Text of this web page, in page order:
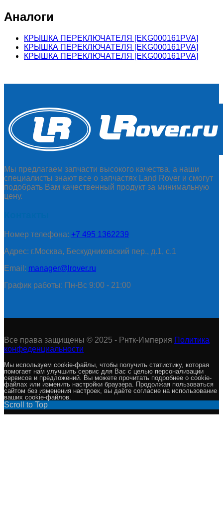
Аналоги
КРЫШКА ПЕРЕКЛЮЧАТЕЛЯ [EKG000161PVA]
КРЫШКА ПЕРЕКЛЮЧАТЕЛЯ [EKG000161PVA]
КРЫШКА ПЕРЕКЛЮЧАТЕЛЯ [EKG000161PVA]
Мы предлагаем запчасти высокого качества, а наши
специалисты знают все о запчастях Land Rover и смогут
подобрать Вам качественный продукт за минимальную
цену.
Номер телефона: +7 495 1362239
Адрес: г.Москва, Бескудниковский пер., д.1, с.1
Email: manager@lrover.ru
График работы: Пн-Вс 9:00 - 21:00
Все права защищены © 2025 - Рнтк-Империя Политика
конфеденциальности
Мы используем cookie-файлы, чтобы получить статистику, которая
помогает нам улучшить сервис для Вас с целью персонализации
сервисов и предложений. Вы можете прочитать подробнее о cookie-
файлах или изменить настройки браузера. Продолжая пользоваться
сайтом без изменения настроек, вы даёте согласие на использование
ваших cookie-файлов.
Scroll to Top